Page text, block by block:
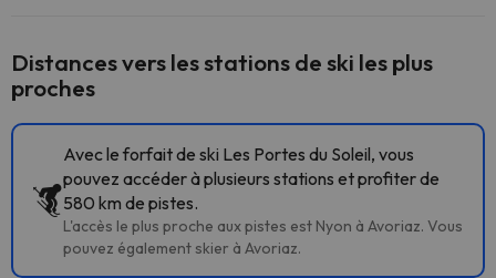
Distances vers les stations de ski les plus
proches
Avec le forfait de ski Les Portes du Soleil, vous
pouvez accéder à plusieurs stations et profiter de
580 km de pistes.
L'accès le plus proche aux pistes est Nyon à Avoriaz. Vous
pouvez également skier à Avoriaz.